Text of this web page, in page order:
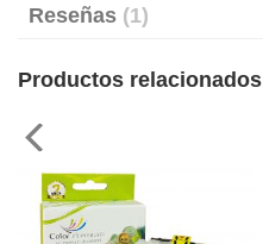
Reseñas 1
Productos relacionados